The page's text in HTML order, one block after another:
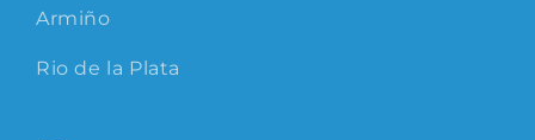
Armiño
Rio de la Plata